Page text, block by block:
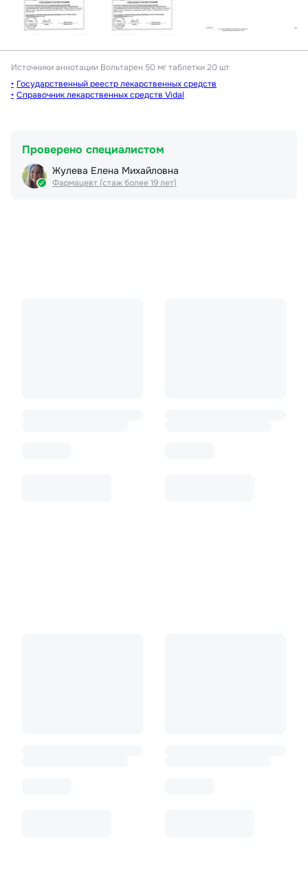
Источники аннотации Вольтарен 50 мг таблетки 20 шт
Государственный реестр лекарственных средств
Справочник лекарственных средств Vidal
Проверено специалистом
Жулева Елена Михайловна
Фармацевт (стаж более 19 лет)